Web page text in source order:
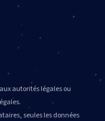
autorités légales ou
seules les données